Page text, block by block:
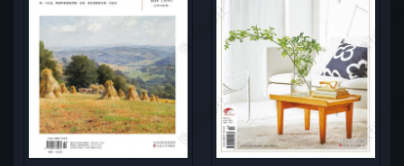
微刊杂志社
微刊杂
微刊杂志社
微刊杂